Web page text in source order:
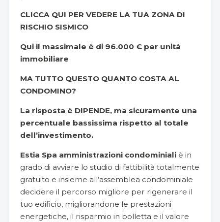
CLICCA QUI PER VEDERE LA TUA ZONA DI
RISCHIO SISMICO
Qui il massimale è di 96.000 € per unità
immobiliare
MA TUTTO QUESTO QUANTO COSTA AL
CONDOMINO?
La risposta è DIPENDE, ma sicuramente una
percentuale bassissima rispetto al totale
dell’investimento.
Estia Spa amministrazioni condominiali è in
grado di avviare lo studio di fattibilità totalmente
gratuito e insieme all’assemblea condominiale
decidere il percorso migliore per rigenerare il
tuo edificio, migliorandone le prestazioni
energetiche, il risparmio in bolletta e il valore